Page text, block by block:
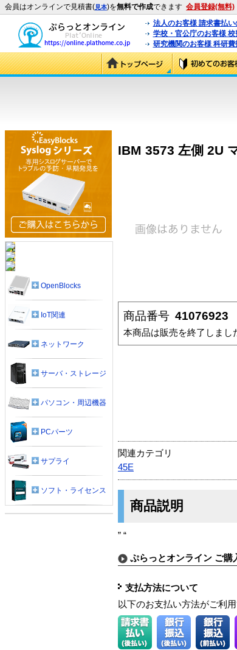
会員はオンラインで見積書(見本)を無料で作成できます 会員登録(無料)
法人のお客様 請求書払い
学校・官公庁のお客様
研究機関のお客様 科研
IBM 3573 左側 2U
商品番号 41076923
本商品は販売を終了しまし
関連カテゴリ
45E
商品説明
” “
ぷらっとオンライン ご購
支払方法について
以下のお支払い方法がご利用
OpenBlocks
IoT関連
ネットワーク
サーバ・ストレージ
パソコン・周辺機器
PCパーツ
サプライ
ソフト・ライセンス